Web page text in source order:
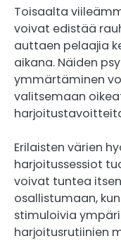
Toisaalta
voivat edistää
auttaen pelaajia
aikana. Näiden
ymmärtäminen
valitsemaan
Erilaisten värien
harjoitussessiot
voivat tuntea
osallistumaan,
stimuloivia
harjoitusrutiinien